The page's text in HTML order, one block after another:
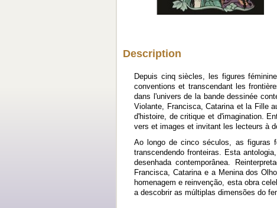
Description
Depuis cinq siècles, les figures
conventions et transcendant les
dans l'univers de la bande dessinée
Violante, Francisca, Catarina et la Fille
d'histoire, de critique et d'imagination.
vers et images et invitant les lecteurs à
Ao longo de cinco séculos, as figuras
transcendendo fronteiras. Esta
desenhada contemporânea.
Francisca, Catarina e a Menina dos
homenagem e reinvenção, esta obra
a descobrir as múltiplas dimensões do